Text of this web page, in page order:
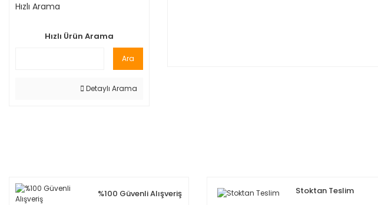
Hızlı Arama
Hızlı Ürün Arama
Ara
Detaylı Arama
%100 Güvenli Alışveriş
Stoktan Teslim